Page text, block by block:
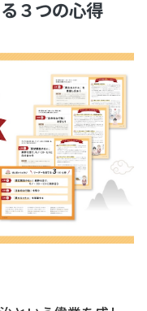
３つの心得